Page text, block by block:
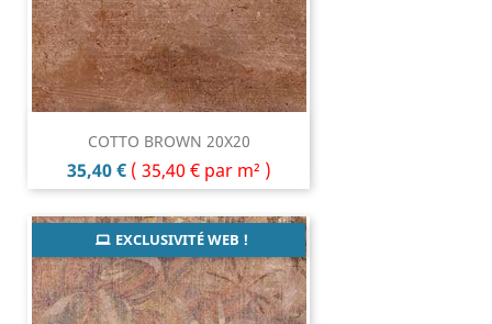
COTTO BROWN 20X20
Prix
35,40 € ( 35,40 € par m² )
EXCLUSIVITÉ WEB !